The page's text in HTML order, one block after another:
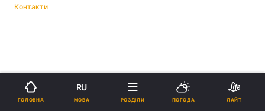
Контакти
ГОЛОВНА
RU
МОВА РОЗДІЛИ ПОГОДА ЛАЙТ